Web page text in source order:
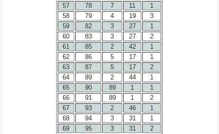
57
78 7 11
1
58
79 4 19
3
59
82 3 27
1
60
83 3 27
2
61
85 2 42
1
62
86 5 17
1
63
87 5 17
2
64
89 2 44
1
65
90 89 1
1
66
91 89 1
2
67
93 2 46
1
68
94 3 31
1
69
95 3 31
2